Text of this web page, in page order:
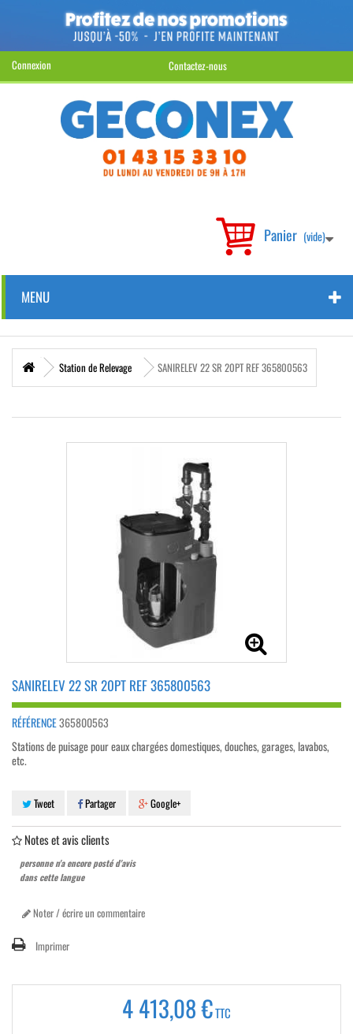
Connexion Contactez-nous
Panier (vide)
MENU
Station de Relevage SANIRELEV 22 SR 20PT REF 365800563
SANIRELEV 22 SR 20PT REF 365800563
RÉFÉRENCE365800563
Stations de puisage pour eaux chargées domestiques, douches, garages, lavabos,
etc.
Tweet Partager Google+
Notes et avis clients
personne n'a encore posté d'avis
dans cette langue
Noter / écrire un commentaire
Imprimer
4 413,08 €TTC